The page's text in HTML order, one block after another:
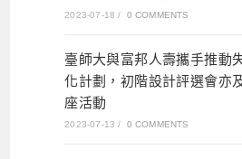
2023-07-18 / 0 COMMENTS
臺師大與富邦人壽攜手推動
化計劃，初階設計評選會亦
座活動
2023-07-13 / 0 COMMENTS